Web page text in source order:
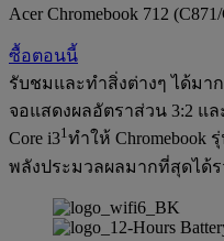
Acer Chromebook 712
ซื้อตอนนี้
รับชมและทำสิ่งต่างๆ ได้มาก
จอแสดงผลอัตราส่วน 3:2 แ
Core i31ทำให้ Chromebook
พลังประมวลผลมากที่สุดได้ร